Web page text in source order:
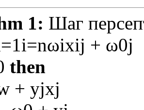
1: Шаг
=1i=nωixij + ω0j
then
+ yjxj